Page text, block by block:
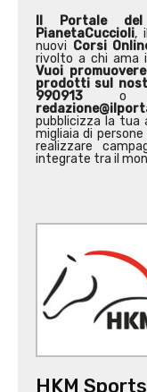
Il Portale del
PianetaCuccioli,
nuovi Corsi
rivolto a chi ama
Vuoi
prodotti sul
990913 o
pubblicizza la tua
migliaia di
realizzare
integrate tra il
HKM